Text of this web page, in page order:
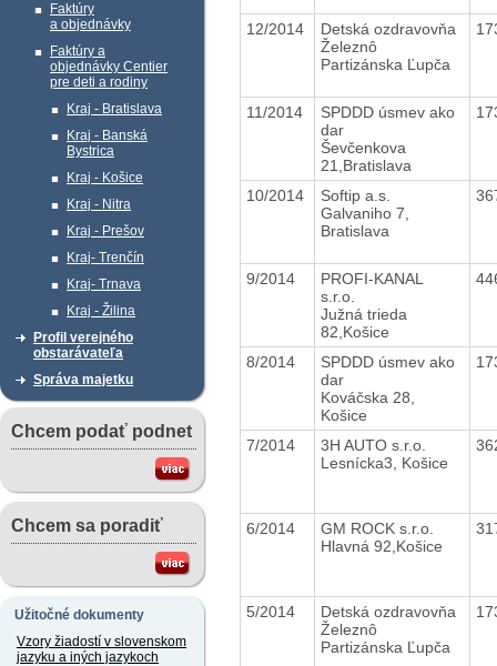
Faktúry
a objednávky
Faktúry a
objednávky Centier
pre deti a rodiny
Kraj - Bratislava
Kraj - Banská
Bystrica
Kraj - Košice
Kraj - Nitra
Kraj - Prešov
Kraj- Trenčín
Kraj- Trnava
Kraj - Žilina
Profil verejného
obstarávateľa
Správa majetku
Chcem podať podnet
Chcem sa poradiť
Užitočné dokumenty
Vzory žiadostí v slovenskom
jazyku a iných jazykoch
12/2014
Detská ozdravovňa
Železnô
Partizánska Ľupča
11/2014
SPDDD úsmev ako
dar
Ševčenkova
21,Bratislava
10/2014
Softip a.s.
Galvaniho 7,
Bratislava
9/2014
PROFI-KANAL
s.r.o.
Južná trieda
82,Košice
8/2014
SPDDD úsmev ako
dar
Kováčska 28,
Košice
7/2014
3H AUTO s.r.o.
Lesnícka3, Košice
6/2014
GM ROCK s.r.o.
Hlavná 92,Košice
5/2014
Detská ozdravovňa
Železnô
Partizánska Ľupča